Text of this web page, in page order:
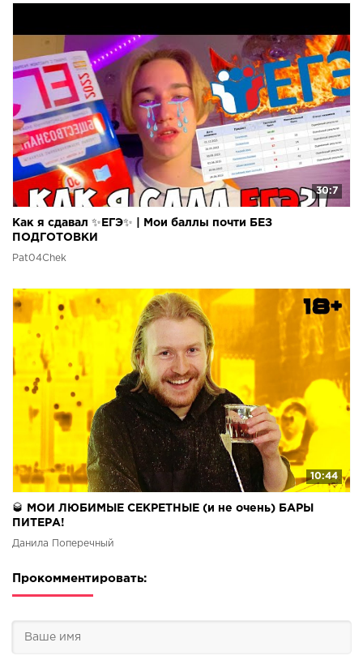
30:7
Как я сдавал ✨ЕГЭ✨ | Мои баллы почти БЕЗ
ПОДГОТОВКИ
Pat04Chek
10:44
🥃 МОИ ЛЮБИМЫЕ СЕКРЕТНЫЕ (и не очень) БАРЫ
ПИТЕРА!
Данила Поперечный
Прокомментировать: